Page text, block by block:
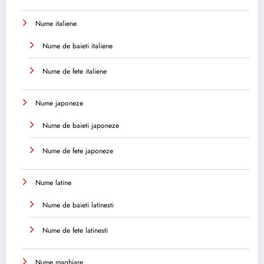
Nume italiene
Nume de baieti italiene
Nume de fete italiene
Nume japoneze
Nume de baieti japoneze
Nume de fete japoneze
Nume latine
Nume de baieti latinesti
Nume de fete latinesti